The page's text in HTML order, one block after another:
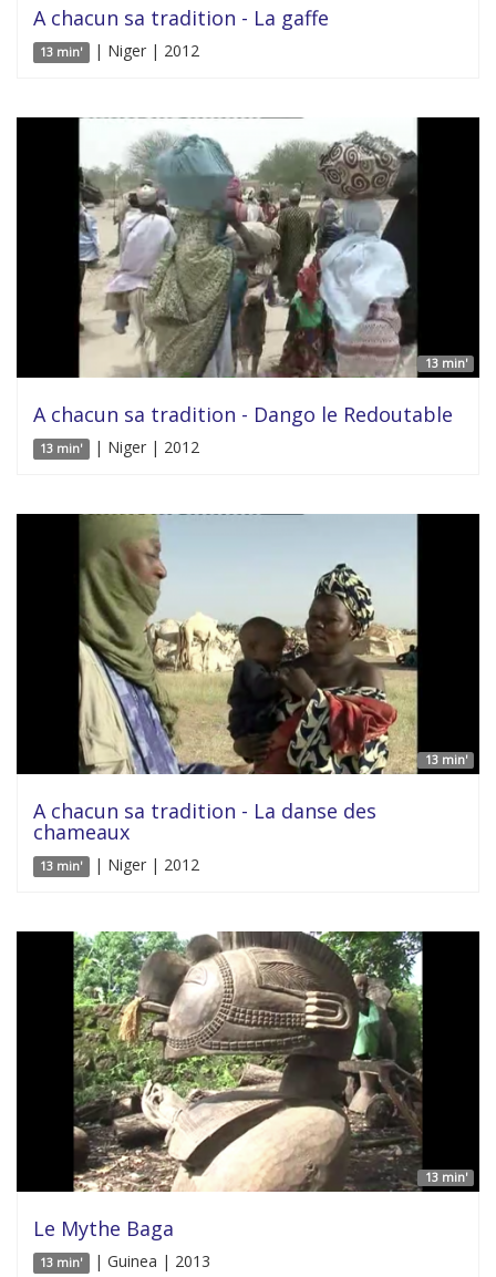
A chacun sa tradition - La gaffe
13 min' | Niger | 2012
13 min'
A chacun sa tradition - Dango le Redoutable
13 min' | Niger | 2012
13 min'
A chacun sa tradition - La danse des
chameaux
13 min' | Niger | 2012
13 min'
Le Mythe Baga
13 min' | Guinea | 2013